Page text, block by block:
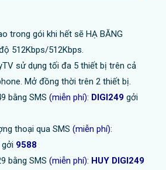
trong gói khi hết sẽ HẠ BĂNG
512Kbps/512Kbps.
sử dụng tối đa 5 thiết bị trên cả
Mở đồng thời trên 2 thiết bị.
bằng SMS (miễn phí): DIGI249 gởi
thoại qua SMS (miễn phí):
gởi 9588
bằng SMS (miễn phí): HUY DIGI249